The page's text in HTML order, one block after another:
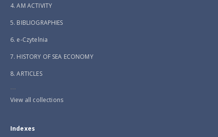
4. AM ACTIVITY
5. BIBLIOGRAPHIES
6. e-Czytelnia
7. HISTORY OF SEA ECONOMY
8. ARTICLES
...
View all collections
Indexes